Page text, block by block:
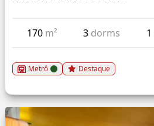
170 m² 3 dorms 1
Metrô Destaque